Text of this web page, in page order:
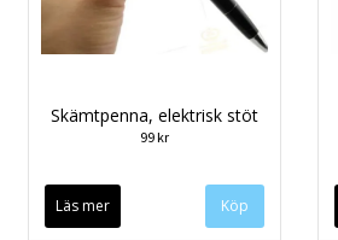
Skämtpenna, elektrisk stöt
99 kr
Läs mer